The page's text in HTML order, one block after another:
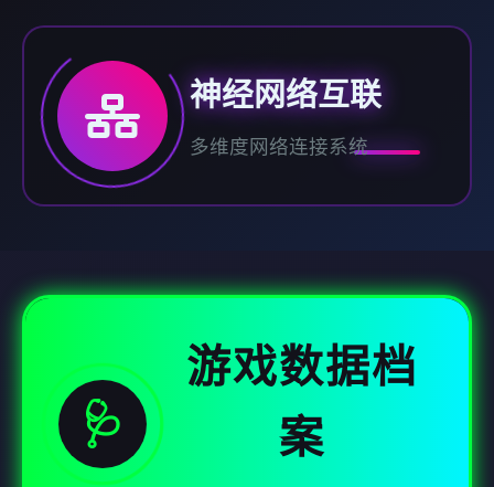
神经网络互联
多维度网络连接系统
🩺
游戏数据档
案